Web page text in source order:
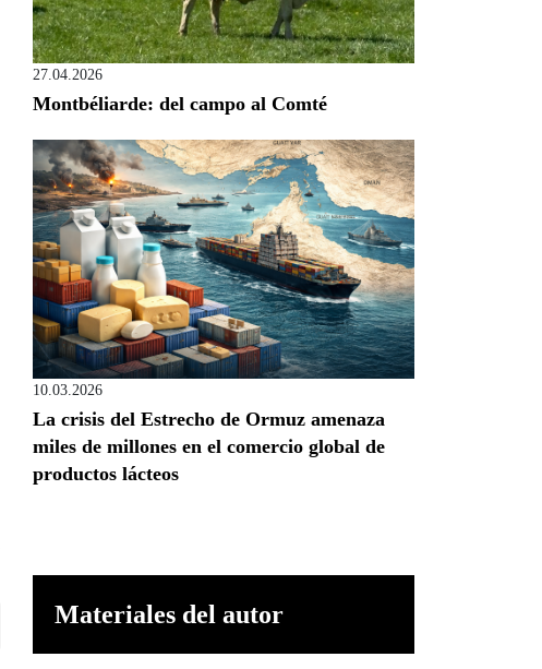
27.04.2026
Montbéliarde: del campo al Comté
10.03.2026
La crisis del Estrecho de Ormuz amenaza
miles de millones en el comercio global de
productos lácteos
Materiales del autor